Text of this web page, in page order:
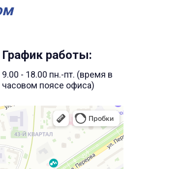
График работы:
9.00 - 18.00 пн.-пт. (время в
часовом поясе офиса)